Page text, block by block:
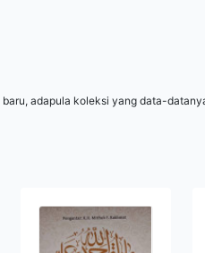
adapula koleksi yang data-